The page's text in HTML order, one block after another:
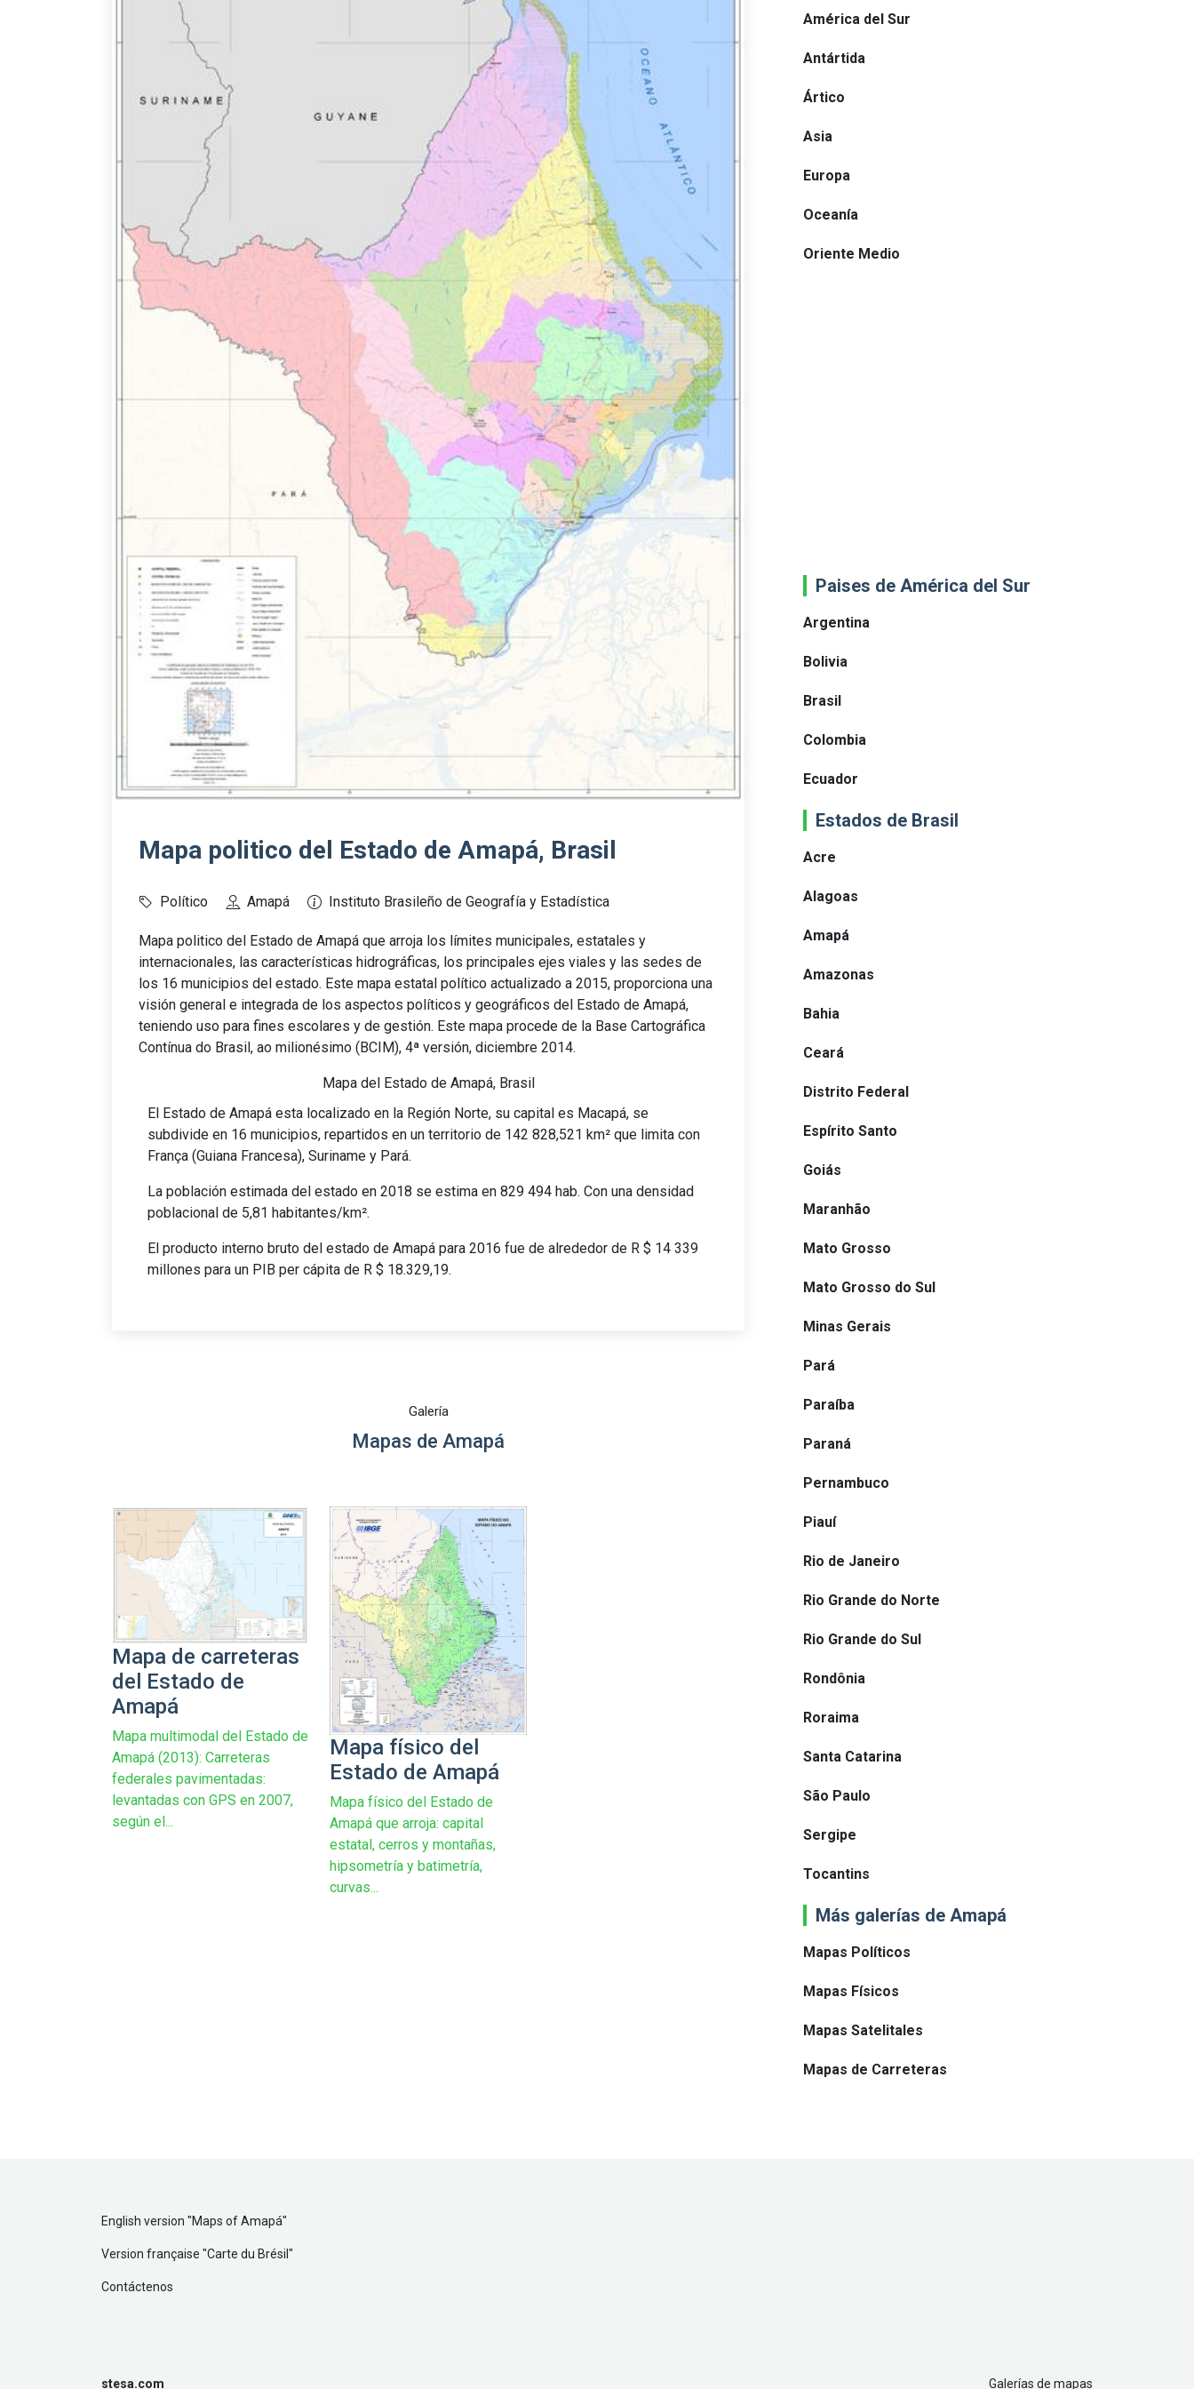
Mapa politico del Estado de Amapá, Brasil
Político Amapá Instituto Brasileño de Geografía y Estadística
Mapa politico del Estado de Amapá que arroja los límites municipales, estatales y
internacionales, las características hidrográficas, los principales ejes viales y las sedes de
los 16 municipios del estado. Este mapa estatal político actualizado a 2015, proporciona una
visión general e integrada de los aspectos políticos y geográficos del Estado de Amapá,
teniendo uso para fines escolares y de gestión. Este mapa procede de la Base Cartográfica
Contínua do Brasil, ao milionésimo (BCIM), 4ª versión, diciembre 2014.
Mapa del Estado de Amapá, Brasil
El Estado de Amapá esta localizado en la Región Norte, su capital es Macapá, se
subdivide en 16 municipios, repartidos en un territorio de 142 828,521 km² que limita con
França (Guiana Francesa), Suriname y Pará.
La población estimada del estado en 2018 se estima en 829 494 hab. Con una densidad
poblacional de 5,81 habitantes/km².
El producto interno bruto del estado de Amapá para 2016 fue de alrededor de R $ 14 339
millones para un PIB per cápita de R $ 18.329,19.
Galería
Mapas de Amapá
Mapa de carreteras
del Estado de
Amapá
Mapa multimodal del Estado de
Amapá (2013): Carreteras
federales pavimentadas:
levantadas con GPS en 2007,
según el...
Mapa físico del
Estado de Amapá
Mapa físico del Estado de
Amapá que arroja: capital
estatal, cerros y montañas,
hipsometría y batimetría,
curvas...
América del Sur
Antártida
Ártico
Asia
Europa
Oceanía
Oriente Medio
Paises de América del Sur
Argentina
Bolivia
Brasil
Colombia
Ecuador
Estados de Brasil
Acre
Alagoas
Amapá
Amazonas
Bahia
Ceará
Distrito Federal
Espírito Santo
Goiás
Maranhão
Mato Grosso
Mato Grosso do Sul
Minas Gerais
Pará
Paraíba
Paraná
Pernambuco
Piauí
Rio de Janeiro
Rio Grande do Norte
Rio Grande do Sul
Rondônia
Roraima
Santa Catarina
São Paulo
Sergipe
Tocantins
Más galerías de Amapá
Mapas Políticos
Mapas Físicos
Mapas Satelitales
Mapas de Carreteras
English version "Maps of Amapá"
Version française "Carte du Brésil"
Contáctenos
stesa.com Galerías de mapas